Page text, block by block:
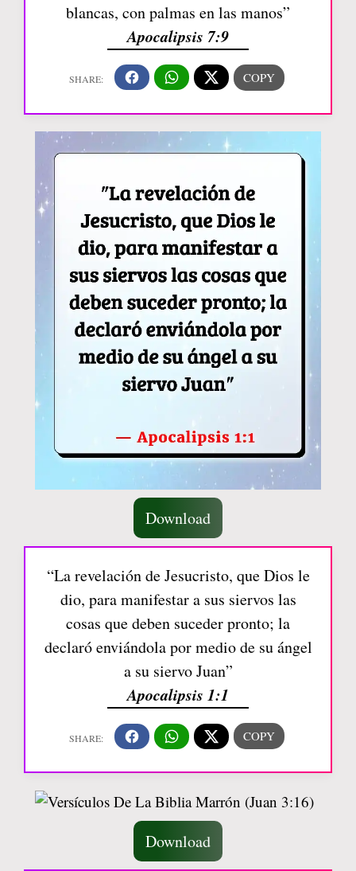
blancas, con palmas en las manos”
Apocalipsis 7:9
Download
“La revelación de Jesucristo, que Dios le
dio, para manifestar a sus siervos las
cosas que deben suceder pronto; la
declaró enviándola por medio de su ángel
a su siervo Juan”
Apocalipsis 1:1
Download